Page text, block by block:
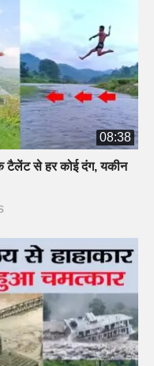
08:38
टैलेंट से हर कोई दंग, यकीन